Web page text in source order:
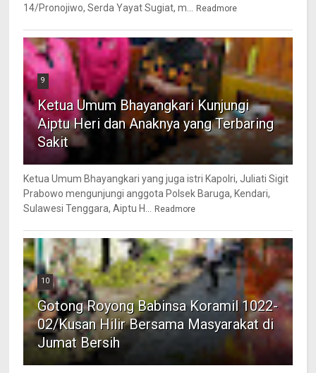
14/Pronojiwo, Serda Yayat Sugiat, m... Readmore
9
Ketua Umum Bhayangkari Kunjungi
Aiptu Heri dan Anaknya yang Terbaring
Sakit
Ketua Umum Bhayangkari yang juga istri Kapolri, Juliati Sigit
Prabowo mengunjungi anggota Polsek Baruga, Kendari,
Sulawesi Tenggara, Aiptu H... Readmore
10
Gotong Royong Babinsa Koramil 1022-
02/Kusan Hilir Bersama Masyarakat di
Jumat Bersih